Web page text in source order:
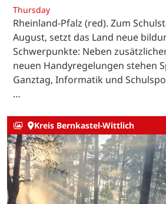
Thursday
Rheinland-Pfalz (red). Zum
August, setzt das Land neue
Schwerpunkte: Neben
neuen Handyregelungen stehen
Ganztag, Informatik und
…
Kreis Bernkastel-Wittlich